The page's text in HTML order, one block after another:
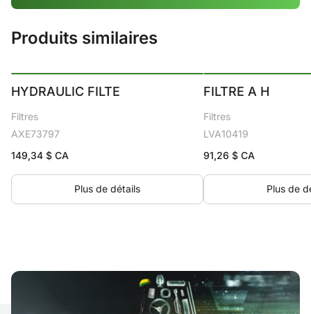
Produits similaires
HYDRAULIC FILTE
Filtres
AXE73797
149,34 $ CA
Plus de détails
FILTRE A H
Filtres
LVA10419
91,26$ CA
Plus de